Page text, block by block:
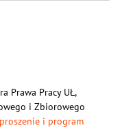
Prawa Pracy UŁ,
i Zbiorowego
i program